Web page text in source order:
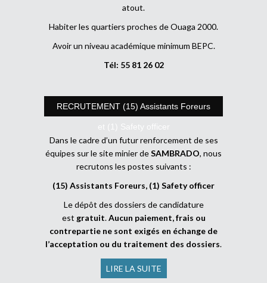
atout.
Habiter les quartiers proches de Ouaga 2000.
Avoir un niveau académique minimum BEPC.
Tél: 55 81 26 02
RECRUTEMENT (15) Assistants Foreurs
et (1) Safety officer
Dans le cadre d’un futur renforcement de ses
équipes sur le site minier deSAMBRADO, nous
recrutons les postes suivants :
(15) Assistants Foreurs, (1) Safety officer
Le dépôt des dossiers de candidature
est gratuit.Aucun paiement, frais ou
contrepartie ne sont exigés en échange de
l’acceptation ou du traitement des dossiers.
LIRE LA SUITE